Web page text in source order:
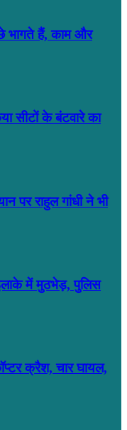
भागते हैं, काम और
सीटों के बंटवारे का
पर राहुल गांधी ने भी
में मुठभेड़, पुलिस
क्रैश, चार घायल,